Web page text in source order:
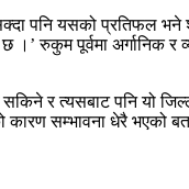
पनि यसको प्रतिफल
रुकुम पूर्वमा अर्गानिक र
र त्यसबाट पनि यो
सम्भावना धेरै भएको